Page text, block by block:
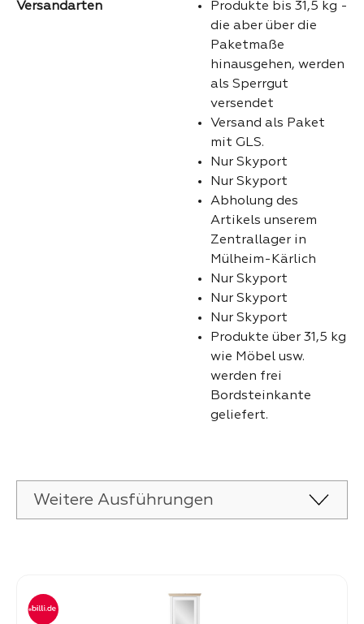
Versandarten
Produkte bis 31,5 kg -
die aber über die
Paketmaße
hinausgehen, werden
als Sperrgut
versendet
Versand als Paket
mit GLS.
Nur Skyport
Nur Skyport
Abholung des
Artikels unserem
Zentrallager in
Mülheim-Kärlich
Nur Skyport
Nur Skyport
Nur Skyport
Produkte über 31,5 kg
wie Möbel usw.
werden frei
Bordsteinkante
geliefert.
Weitere Ausführungen